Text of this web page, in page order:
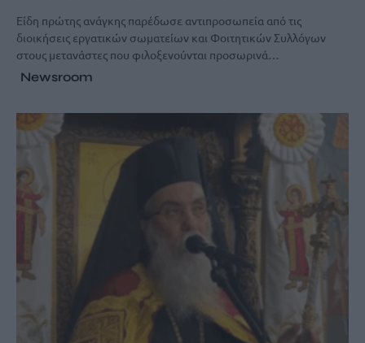
Είδη πρώτης ανάγκης παρέδωσε αντιπροσωπεία από τις
διοικήσεις εργατικών σωματείων και Φοιτητικών Συλλόγων
στους μετανάστες που φιλοξενούνται προσωρινά…
Newsroom